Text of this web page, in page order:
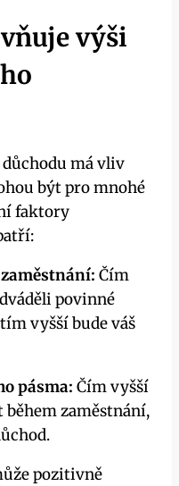
výši
má vliv
být pro mnohé
faktory
Čím
povinné
vyšší bude váš
pásma: Čím vyšší
zaměstnání,
pozitivně